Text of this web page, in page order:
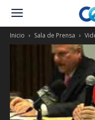
Inicio Sala de Prensa